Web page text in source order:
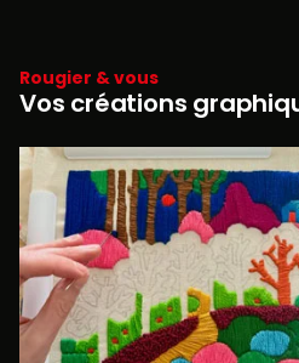
Rougier & vous
Vos créations